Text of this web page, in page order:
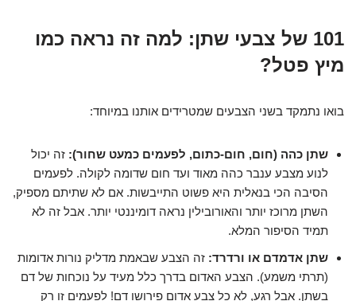
101 של צבעי שתן: למה זה נראה כמו
מיץ פטל?
בואו נתמקד בשני הצבעים שמטרידים אותנו במיוחד:
שתן כהה (חום, חום-כתום, לפעמים כמעט שחור): זה יכול
לנוע מצבע ענבר כהה מאוד ועד חום שדומה לקולה. לפעמים
הסיבה הכי בנאלית היא פשוט התייבשות. אם לא שתיתם מספיק,
השתן מרוכז יותר והאורובילין נראה דומיננטי יותר. אבל זה לא
תמיד הסיפור המלא.
שתן אדמדם או ורדרד: זה הצבע שבאמת מדליק נורות אדומות
(תרתי משמע). הצבע האדום בדרך כלל מעיד על נוכחות של דם
בשתן. אבל רגע, לא כל צבע אדום פירושו דם! לפעמים זו רק